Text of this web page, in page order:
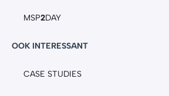
MSP2DAY
OOK INTERESSANT
CASE STUDIES